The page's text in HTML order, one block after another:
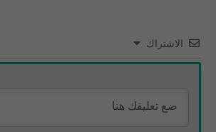
الاشتراك